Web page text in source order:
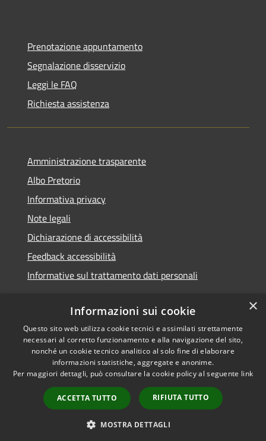
Prenotazione appuntamento
Segnalazione disservizio
Leggi le FAQ
Richiesta assistenza
Amministrazione trasparente
Albo Pretorio
Informativa privacy
Note legali
Dichiarazione di accessibilità
Feedback accessibilità
Informative sul trattamento dati personali
RSS
Accessibilità
Cookie
Mappa del sito
Informativa trattamento
Copyright © 2026 • Comune di
Pioltello • Powered by
Municipium•Accesso
redazione
×
Informazioni sui cookie
Questo sito web utilizza cookie tecnici e assimilati strettamente
necessari al corretto funzionamento e alla navigazione del sito,
nonché un cookie tecnico analitico al solo fine di elaborare
informazioni statistiche, aggregate e anonime.
Per maggiori dettagli, può consultare la cookie policy al seguente link
ACCETTA TUTTO RIFIUTA TUTTO
MOSTRA DETTAGLI